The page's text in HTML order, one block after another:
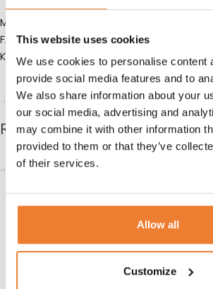
This website uses cookies
We use cookies to personalise content
provide social media features and to
We also share information about your
our social media, advertising and
may combine it with other information
provided to them or that they’ve
of their services.
Allow all
Customize
MÅTT: Ø 70 cm H 107 cm
FÄRG: Grå skiva/metallben
KAPACITET: 4-5 personer
RELATERADE PRODUKTER
LÄGG TILL I VARUKORG